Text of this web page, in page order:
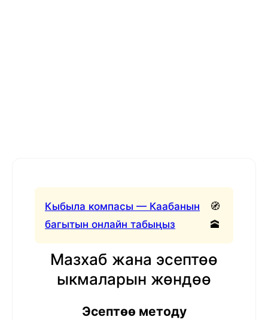
Кыбыла компасы — Каабанын
багытын онлайн табыңыз
🧭
🕋
Мазхаб жана эсептөө
ыкмаларын жөндөө
Эсептөө методу